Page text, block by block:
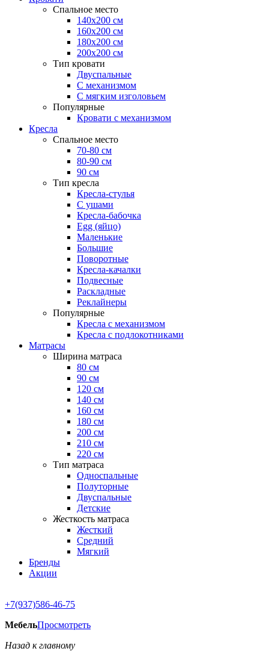
Спальное место
140х200 см
160х200 см
180х200 см
200х200 см
Тип кровати
Двуспальные
С механизмом
С мягким изголовьем
Популярные
Кровати с механизмом
Кресла
Спальное место
70-80 см
80-90 см
90 см
Тип кресла
Кресла-стулья
С ушами
Кресла-бабочка
Egg (яйцо)
Маленькие
Большие
Поворотные
Кресла-качалки
Подвесные
Раскладные
Реклайнеры
Популярные
Кресла с механизмом
Кресла с подлокотниками
Матрасы
Ширина матраса
80 см
90 см
120 см
140 см
160 см
180 см
200 см
210 см
220 см
Тип матраса
Односпальные
Полуторные
Двуспальные
Детские
Жесткость матраса
Жесткий
Средний
Мягкий
Бренды
Акции
+7(937)586-46-75
МебельПросмотреть
Назад к главному